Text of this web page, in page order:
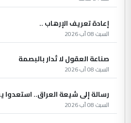
إعادة تعريف الإرهاب ..
السبت 08 آب 2026
صناعة العقول لا تُدار بالبصمة
السبت 08 آب 2026
رسالة إلى شيعة العراق.. استعدوا
السبت 08 آب 2026